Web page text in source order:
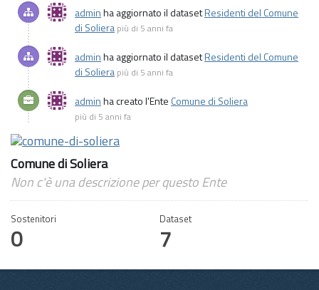
adminha aggiornato il datasetResidenti del Comune
di Soliera più di 5 anni fa
adminha aggiornato il datasetResidenti del Comune
di Soliera più di 5 anni fa
adminha creato l'Ente Comune di Soliera
più di 5 anni fa
Comune di Soliera
Non c'è una descrizione per questo Ente
Sostenitori
0
Dataset
7